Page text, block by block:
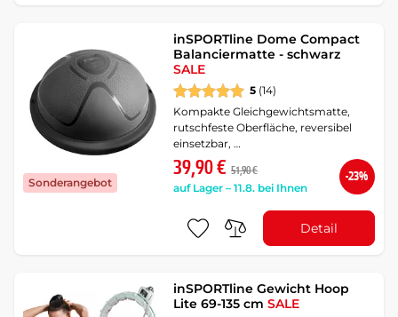
Sonderangebot
inSPORTline Dome Compact
Balanciermatte - schwarz
SALE
5 (14)
Kompakte Gleichgewichtsmatte,
rutschfeste Oberfläche, reversibel
einsetzbar, …
39,90 € 51,90 €
auf Lager – 11.8. bei Ihnen
-23%
Detail
inSPORTline Gewicht Hoop
Lite 69-135 cmSALE